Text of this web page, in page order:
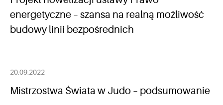
energetyczne – szansa na realną możliwość
budowy linii bezpośrednich
20.09.2022
Mistrzostwa Świata w Judo – podsumowanie